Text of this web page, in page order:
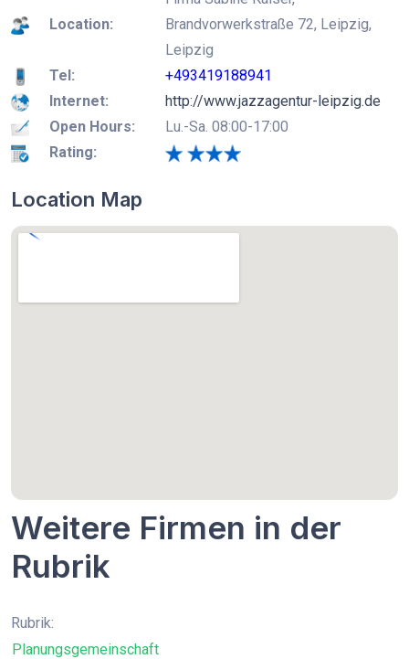
Location:
Brandvorwerkstraße 72, Leipzig,
Leipzig
Tel:
+493419188941
Internet:
http://www.jazzagentur-leipzig.de
Open Hours:
Lu.-Sa. 08:00-17:00
Rating:
Location Map
Weitere Firmen in der
Rubrik
Rubrik:
Planungsgemeinschaft